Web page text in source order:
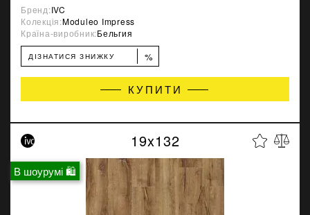
Бренд:IVC
Колекція:Moduleo Impress
Країна-виробник:Бельгия
ДІЗНАТИСЯ ЗНИЖКУ %
КУПИТИ
В шоурумі 🛍
19x132